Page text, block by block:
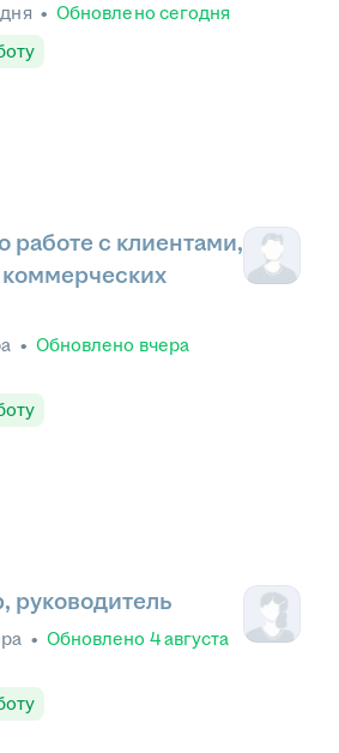
• Обновлено сегодня
работе с клиентами,
• Обновлено вчера
руководитель
• Обновлено 4 августа